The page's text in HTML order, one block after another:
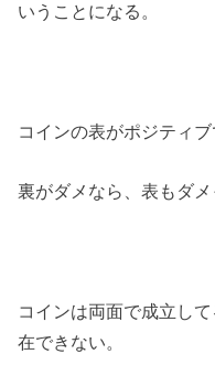
いうことになる。
コインの表がポジティ
裏がダメなら、表もダ
コインは両面で成立し
在できない。